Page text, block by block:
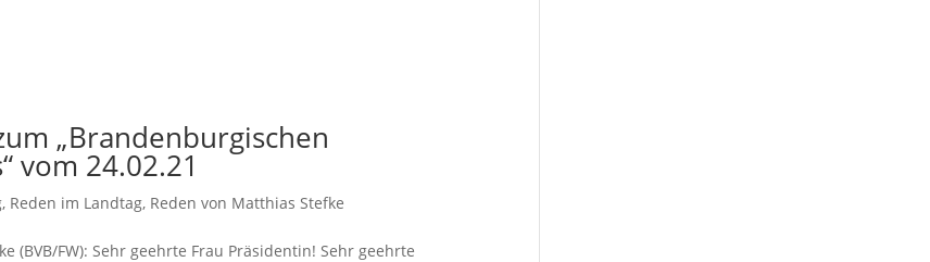
„Brandenburgischen
vom 24.02.21
, Reden im Landtag, Reden von Matthias Stefke
(BVB/FW): Sehr geehrte Frau Präsidentin! Sehr geehrte